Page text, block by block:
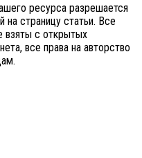
ресурса разрешается
на страницу статьи. Все
взяты с открытых
все права на авторство